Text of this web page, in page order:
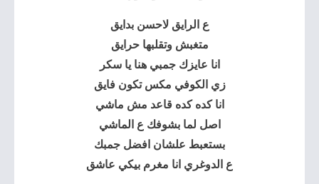
ع الرايق لاحسن بدايق
متغبش وتقلبها حرايق
انا عايزك جمبي هنا يا سكر
زي الكوفي مكس تكون فايق
انا كده كده قاعد مش ماشي
اصل لما بشوفك ع الماشي
بستعبط علشان افضل جمبك
ع الدوغري انا مغرم بيكي عاشق